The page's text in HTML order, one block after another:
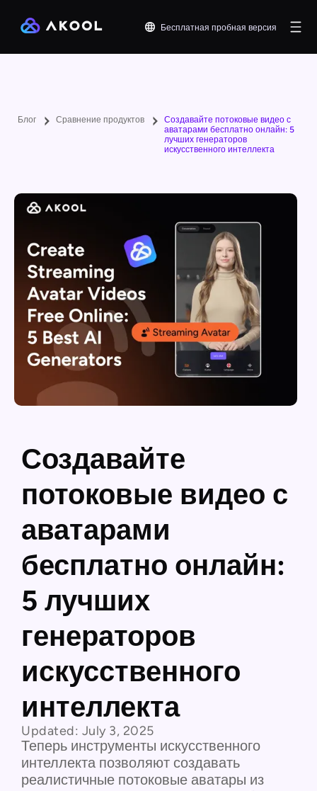
Бесплатная пробная версия
Блог Сравнение продуктов
Создавайте потоковые видео с
аватарами бесплатно онлайн: 5
лучших генераторов
искусственного интеллекта
Создавайте
потоковые видео с
аватарами
бесплатно онлайн:
5 лучших
генераторов
искусственного
интеллекта
Updated: July 3, 2025
Теперь инструменты искусственного
интеллекта позволяют создавать
реалистичные потоковые аватары из